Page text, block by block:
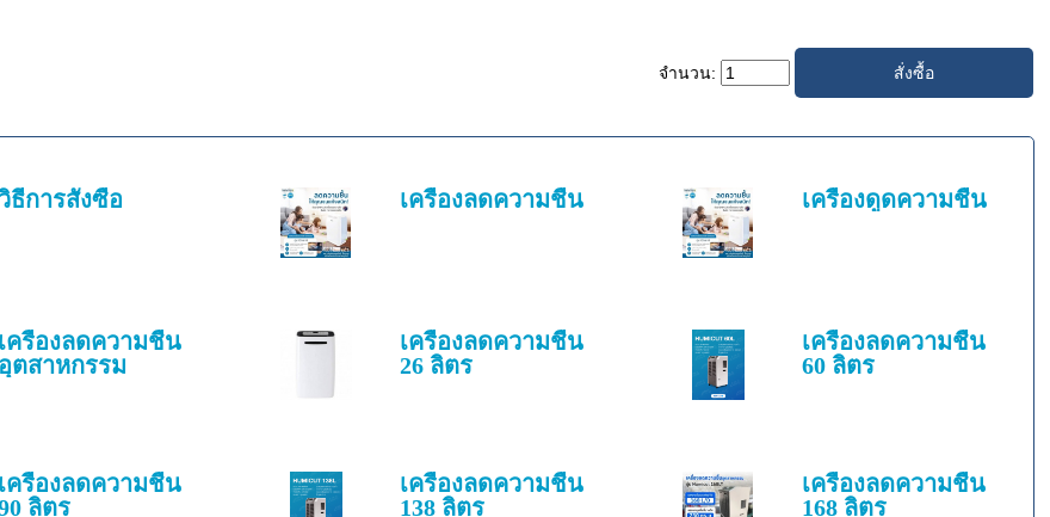
จำนวน:
ธีการสั่งซื้อ เครื่องลดความชื้น เครื่องดูดความชื้น
เครื่องลดความชื้น
อุตสาหกรรม
เครื่องลดความชื้น
26 ลิตร
เครื่องลดความชื้น
60 ลิตร
เครื่องลดความชื้น
ลิตร
เครื่องลดความชื้น
138 ลิตร
เครื่องลดความชื้น
168 ลิตร